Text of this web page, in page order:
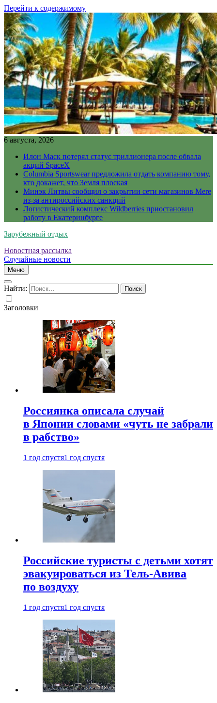
Перейти к содержимому
6 августа, 2026
Илон Маск потерял статус триллионера после обвала
акций SpaceX
Columbia Sportswear предложила отдать компанию тому,
кто докажет, что Земля плоская
Минэк Литвы сообщил о закрытии сети магазинов Mere
из-за антироссийских санкций
Логистический комплекс Wildberries приостановил
работу в Екатеринбурге
Зарубежный отдых
Новостная рассылка
Случайные новости
Меню
Найти:
Заголовки
Россиянка описала случай
в Японии словами «чуть не забрали
в рабство»
1 год спустя1 год спустя
Российские туристы с детьми хотят
эвакуироваться из Тель-Авива
по воздуху
1 год спустя1 год спустя